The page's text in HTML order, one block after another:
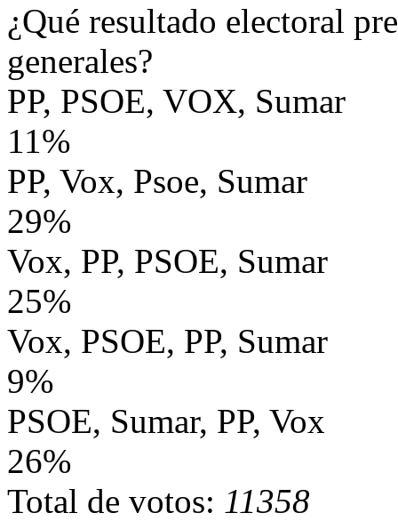
¿Qué resultado electoral
generales?
PP, PSOE, VOX, Sumar
11%
PP, Vox, Psoe, Sumar
29%
Vox, PP, PSOE, Sumar
25%
Vox, PSOE, PP, Sumar
9%
PSOE, Sumar, PP, Vox
26%
Total de votos: 11358